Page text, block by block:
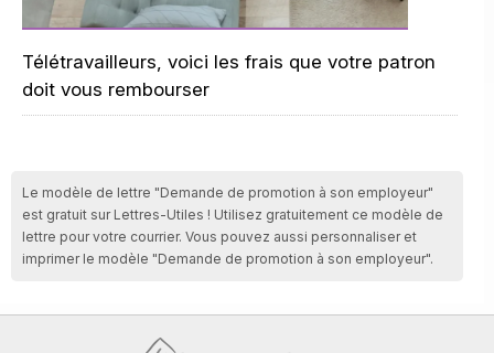
Télétravailleurs, voici les frais que votre patron
doit vous rembourser
Le modèle de lettre "Demande de promotion à son employeur"
est gratuit sur Lettres-Utiles ! Utilisez gratuitement ce modèle de
lettre pour votre courrier. Vous pouvez aussi personnaliser et
imprimer le modèle "Demande de promotion à son employeur".